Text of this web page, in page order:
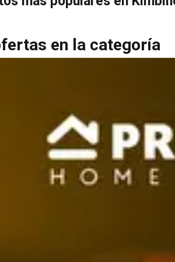
en la categoría